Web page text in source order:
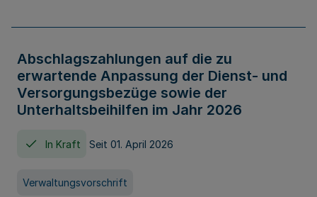
Abschlagszahlungen auf die zu
erwartende Anpassung der Dienst- und
Versorgungsbezüge sowie der
Unterhaltsbeihilfen im Jahr 2026
In Kraft Seit 01. April 2026
Verwaltungsvorschrift